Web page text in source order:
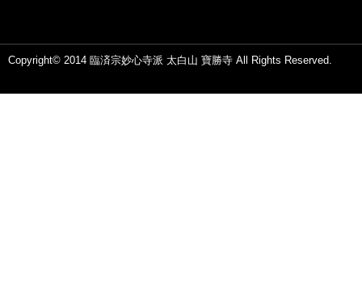
Copyright© 2014 臨済宗妙心寺派 太白山 寶勝寺 All Rights Reserved.